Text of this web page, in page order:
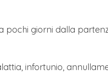
pochi giorni dalla
infortunio,